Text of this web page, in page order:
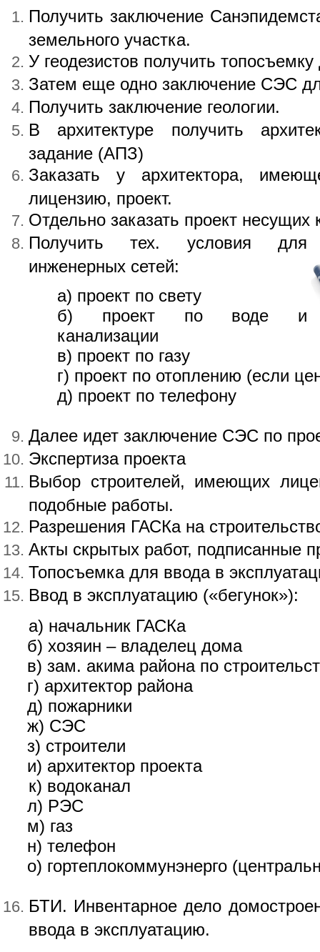
Получить заключение
земельного участка.
У геодезистов получить
Затем еще одно заключение СЭС
Получить заключение геологии.
В архитектуре получить
задание (АПЗ)
Заказать у архитектора,
лицензию, проект.
Отдельно заказать проект несущих
Получить тех. условия для
инженерных сетей:
а) проект по свету
б) проект по воде и
канализации
в) проект по газу
г) проект по отоплению (если
д) проект по телефону
Далее идет заключение СЭС по
Экспертиза проекта
Выбор строителей, имеющих
подобные работы.
Разрешения ГАСКа на
Акты скрытых работ, подписанные
Топосъемка для ввода в
Ввод в эксплуатацию («бегунок»):
а) начальник ГАСКа
б) хозяин – владелец дома
в) зам. акима района по
г) архитектор района
д) пожарники
ж) СЭС
з) строители
и) архитектор проекта
к) водоканал
л) РЭС
м) газ
н) телефон
о) гортеплокоммунэнерго
БТИ. Инвентарное дело
ввода в эксплуатацию.